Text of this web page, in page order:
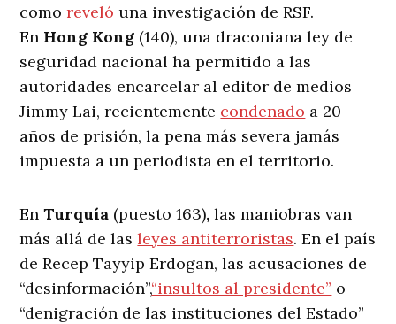
comoreveló una investigación de RSF.
En Hong Kong (140), una draconiana ley de
seguridad nacional ha permitido a las
autoridades encarcelar al editor de medios
Jimmy Lai, recientemente condenado a 20
años de prisión, la pena más severa jamás
impuesta a un periodista en el territorio.
EnTurquía (puesto 163), las maniobras van
más allá de lasleyes antiterroristas. En el país
de Recep Tayyip Erdogan, las acusaciones de
“desinformación”,“insultos al presidente” o
“denigración de las instituciones del Estado”